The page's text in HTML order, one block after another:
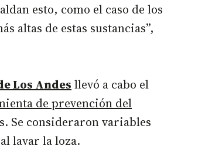
esto, como el caso de los
altas de estas sustancias”,
Los Andes llevó a cabo el
de prevención del
Se consideraron variables
lavar la loza.